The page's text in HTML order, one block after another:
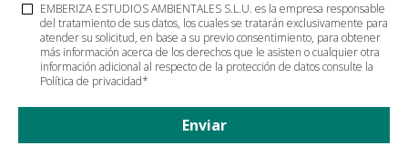
EMBERIZA ESTUDIOS AMBIENTALES S.L.U. es la empresa responsable
del tratamiento de sus datos, los cuales se tratarán exclusivamente para
atender su solicitud, en base a su previo consentimiento, para obtener
más información acerca de los derechos que le asisten o cualquier otra
información adicional al respecto de la protección de datos consulte la
Política de privacidad*
Enviar